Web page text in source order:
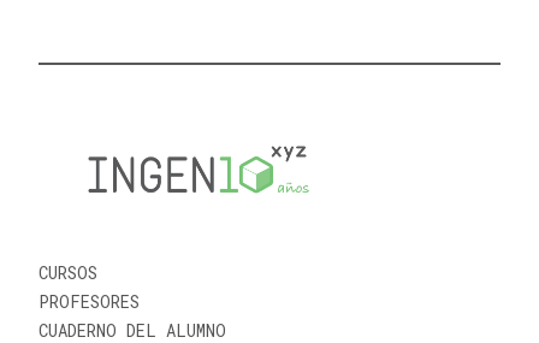
CURSOS
PROFESORES
CUADERNO DEL ALUMNO